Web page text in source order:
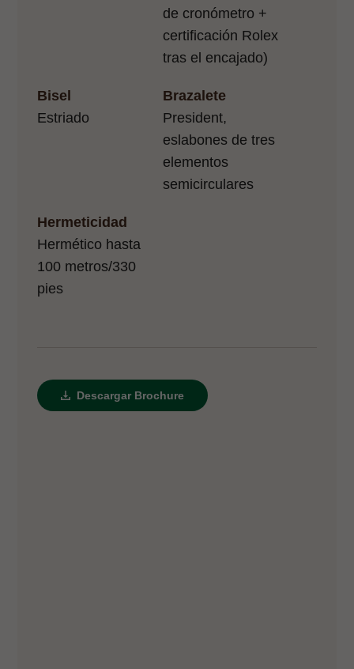
de cronómetro +
certificación Rolex
tras el encajado)
Bisel
Estriado
Brazalete
President,
eslabones de tres
elementos
semicirculares
Hermeticidad
Hermético hasta
100 metros/330
pies
Descargar Brochure